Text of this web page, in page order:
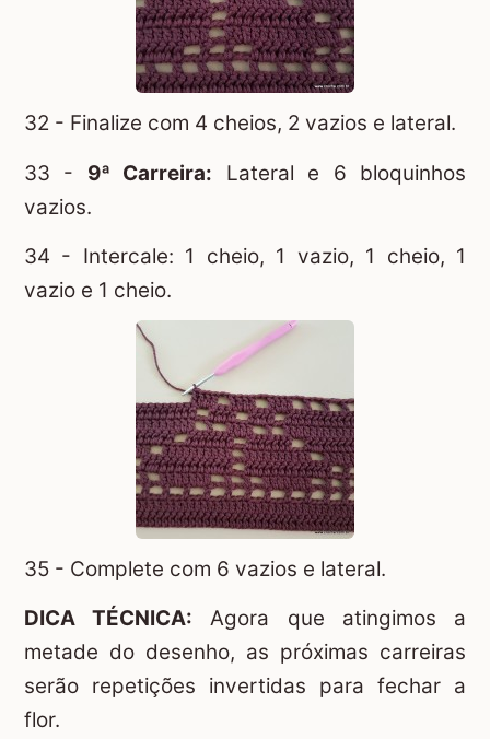
32 - Finalize com 4 cheios, 2 vazios e lateral.
33 - 9ª Carreira: Lateral e 6 bloquinhos
vazios.
34 - Intercale: 1 cheio, 1 vazio, 1 cheio, 1
vazio e 1 cheio.
35 - Complete com 6 vazios e lateral.
DICA TÉCNICA: Agora que atingimos a
metade do desenho, as próximas carreiras
serão repetições invertidas para fechar a
flor.